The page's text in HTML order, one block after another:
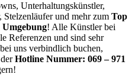
Unterhaltungskünstler,
Stelzenläufer und mehr zum Top
Umgebung! Alle Künstler bei
Referenzen und sind sehr
uns verbindlich buchen,
Hotline Nummer: 069 – 971